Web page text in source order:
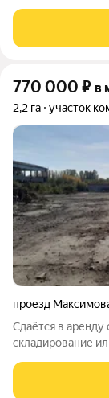
включены в
770 000 ₽ в
2,2 га участок
проезд
Сдаётся в
складирование
телефону,
в любое удобное